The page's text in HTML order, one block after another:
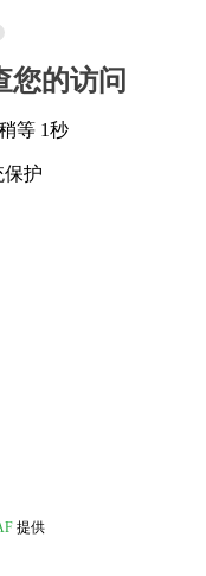
您的访问
等 1秒
护
提供